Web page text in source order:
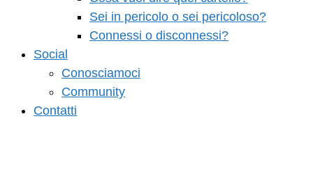
Sei in pericolo o sei pericoloso?
Connessi o disconnessi?
Social
Conosciamoci
Community
Contatti